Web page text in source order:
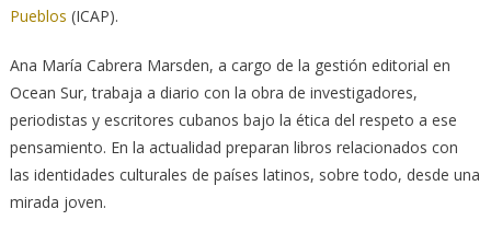
Pueblos (ICAP).
Ana María Cabrera Marsden, a cargo de la gestión editorial en
Ocean Sur, trabaja a diario con la obra de investigadores,
periodistas y escritores cubanos bajo la ética del respeto a ese
pensamiento. En la actualidad preparan libros relacionados con
las identidades culturales de países latinos, sobre todo, desde una
mirada joven.